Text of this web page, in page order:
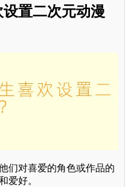
置二次元动漫
们对喜爱的角色或作品的
爱好。